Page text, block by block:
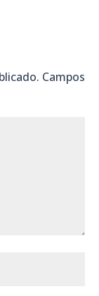
Campos